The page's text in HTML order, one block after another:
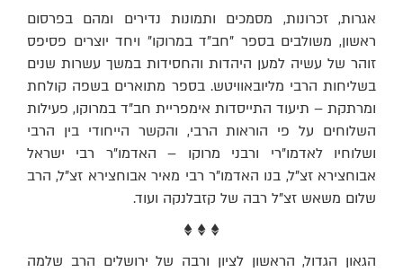
אגרות, זכרונות, מסמכים ותמונות נדירים ומהם בפרסום
ראשון, משולבים בספר "חב"ד במרוקו" ויחד יוצרים פסיפס
זוהר של עשיה למען היהדות והחסידות במשך עשרות שנים
בשליחות הרבי מליובאוויטש. בספר מתוארים בשפה קולחת
ומרתקת – תיעוד התייסדות אימפריית חב"ד במרוקו, פעילות
השלוחים על פי הוראות הרבי, והקשר הייחודי בין הרבי
ושלוחיו לאדמו"רי ורבני מרוקו – האדמו"ר רבי ישראל
אבוחצירא זצ"ל, בנו האדמו"ר רבי מאיר אבוחצירא זצ"ל, הרב
שלום משאש זצ"ל רבה של קזבלנקה ועוד.
♦ ♦ ♦
הגאון הגדול, הראשון לציון ורבה של ירושלים הרב שלמה